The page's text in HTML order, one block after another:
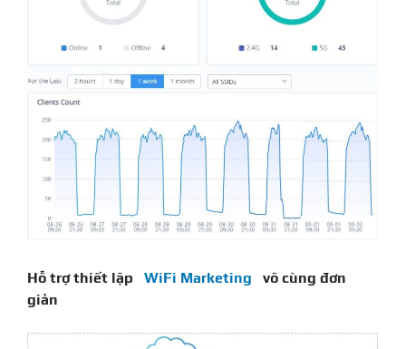
Hỗ trợ thiết lập WiFi Marketing vô cùng đơn
giản